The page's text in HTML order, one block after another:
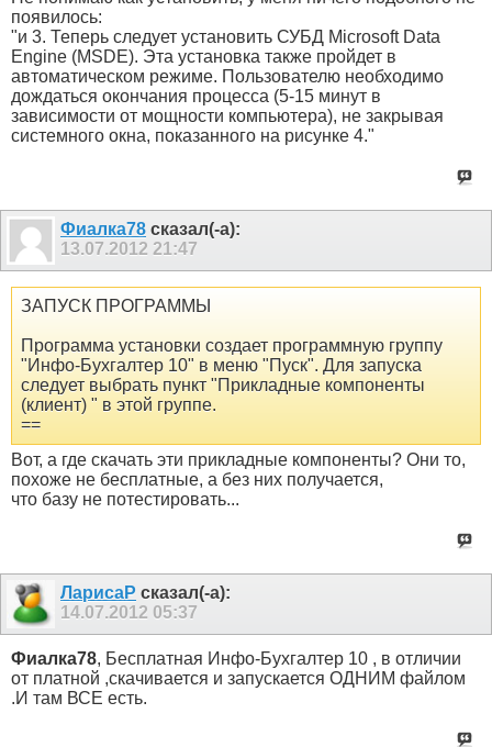
появилось:
"и 3. Теперь следует установить СУБД Microsoft Data
Engine (MSDE). Эта установка также пройдет в
автоматическом режиме. Пользователю необходимо
дождаться окончания процесса (5-15 минут в
зависимости от мощности компьютера), не закрывая
системного окна, показанного на рисунке 4."
Фиалка78 сказал(-а):
13.07.2012 21:47
ЗАПУСК ПРОГРАММЫ
Программа установки создает программную группу
"Инфо-Бухгалтер 10" в меню "Пуск". Для запуска
следует выбрать пункт "Прикладные компоненты
(клиент) " в этой группе.
==
Вот, а где скачать эти прикладные компоненты? Они то,
похоже не бесплатные, а без них получается,
что базу не потестировать...
ЛарисаР сказал(-а):
14.07.2012 05:37
Фиалка78, Бесплатная Инфо-Бухгалтер 10 , в отличии
от платной ,скачивается и запускается ОДНИМ файлом
.И там ВСЕ есть.